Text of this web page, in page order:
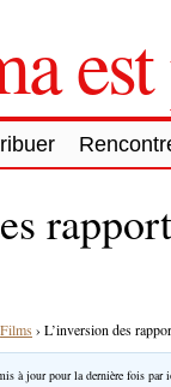
Films › L’inversion des
à jour pour la dernière fois par